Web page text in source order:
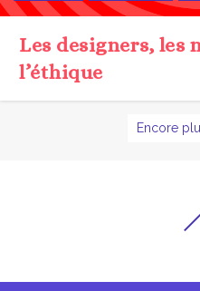
Les designers, les
l’éthique
Encore